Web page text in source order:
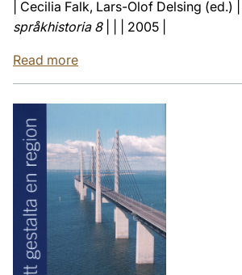
| Cecilia Falk, Lars-Olof Delsing (ed.) |
språkhistoria 8| | | 2005 |
Read more